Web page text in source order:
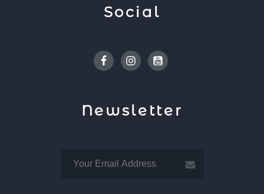
Social
FacebookInstagramYoutube
Newsletter